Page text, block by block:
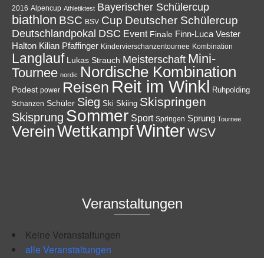
2016 Alpencup Athletiktest Bayerischer Schülercup
biathlon BSC BSV Cup Deutscher Schülercup
Deutschlandpokal DSC Event Finale Finn-Luca Vester
Halton Kilian Pfaffinger Kindervierschanzentournee Kombination
Langlauf Lukas Strauch Meisterschaft Mini-
Tournee nordic Nordische Kombination
Podest power Reisen Reit im Winkl Ruhpolding
Schanzen Schüler Sieg Ski Skiing Skispringen
Skisprung Sommer Sport Springen Sprung Tournee
VereinWettkampfWinterWSV
Veranstaltungen
Keine Veranstaltungen
alle Veranstaltungen